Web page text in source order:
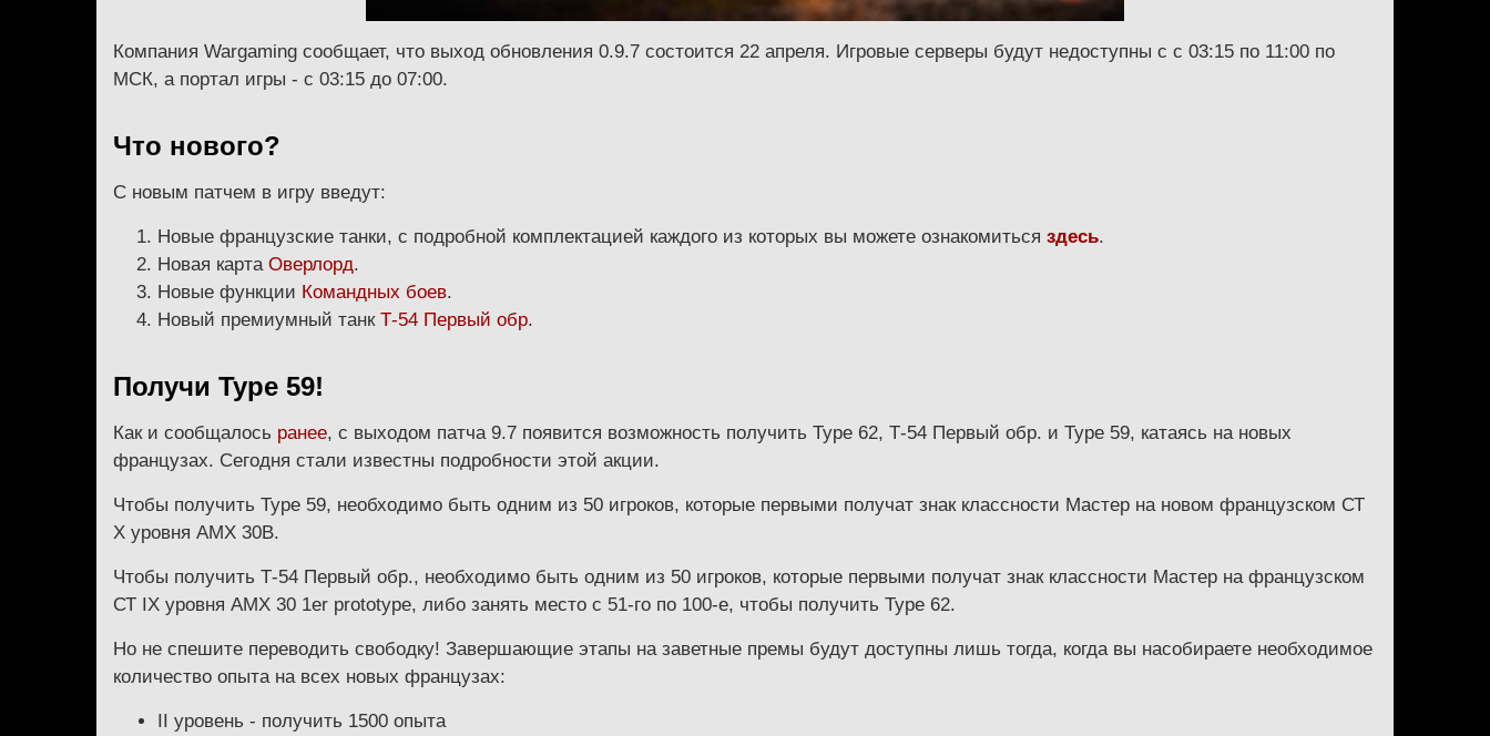
Компания Wargaming сообщает, что выход обновления 0.9.7 состоится 22 апреля. Игровые серверы будут недоступны с с 03:15 по 11:00 по
МСК, а портал игры - с 03:15 до 07:00.
Что нового?
С новым патчем в игру введут:
Новые французские танки, с подробной комплектацией каждого из которых вы можете ознакомиться здесь.
Новая карта Оверлорд.
Новые функции Командных боев.
Новый премиумный танк Т-54 Первый обр.
Получи Type 59!
Как и сообщалось ранее, с выходом патча 9.7 появится возможность получить Type 62, Т-54 Первый обр. и Type 59, катаясь на новых
французах. Сегодня стали известны подробности этой акции.
Чтобы получить Type 59, необходимо быть одним из 50 игроков, которые первыми получат знак классности Мастер на новом французском СТ
X уровня AMX 30B.
Чтобы получить Т-54 Первый обр., необходимо быть одним из 50 игроков, которые первыми получат знак классности Мастер на французском
СТ IX уровня AMX 30 1er prototype, либо занять место с 51-го по 100-е, чтобы получить Type 62.
Но не спешите переводить свободку! Завершающие этапы на заветные премы будут доступны лишь тогда, когда вы насобираете необходимое
количество опыта на всех новых французах:
II уровень - получить 1500 опыта